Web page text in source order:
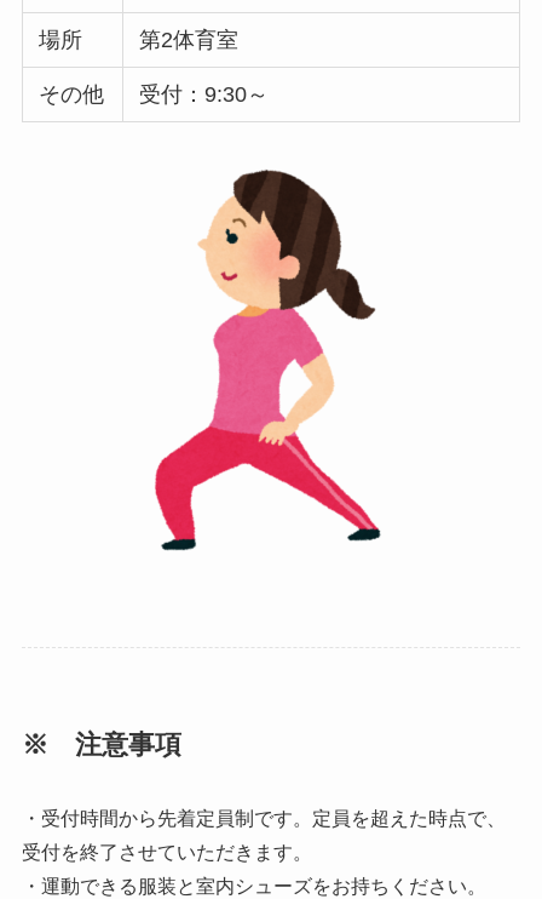
場所 第2体育室
その他 受付：9:30～
※ 注意事項
・受付時間から先着定員制です。定員を超えた時点で、
受付を終了させていただきます。
・運動できる服装と室内シューズをお持ちください。